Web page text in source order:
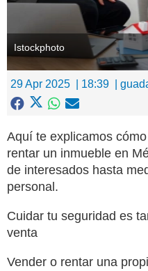
Istockphoto
29 Apr 2025 18:39
Aquí te explicamos
rentar un inmueble en
de interesados hasta
personal.
Cuidar tu seguridad es
venta
Vender o rentar una